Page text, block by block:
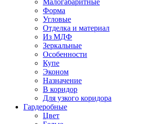
Малогабаритные
Форма
Угловые
Отделка и материал
Из МДФ
Зеркальные
Особенности
Купе
Эконом
Назначение
В коридор
Для узкого коридора
Гардеробные
Цвет